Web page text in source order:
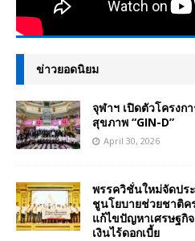
ข่าวยอดนิยม
จุฬาฯ เปิดตัวโครงก
สุขภาพ “GIN-D”
April 30, 2026
พรรควิชั่นใหม่จัดปร
ชูนโยบายช่วยชาติค
แก้ไขปัญหาเศรษฐกิ
เงินไร้ดอกเบี้ย